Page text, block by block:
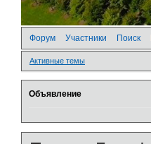
Форум Участники Поиск
Активные темы
Объявление